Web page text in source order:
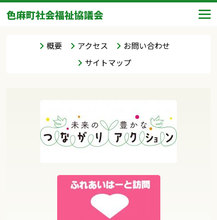
色麻町社会福祉協議会
概要 アクセス
お問い合わせ
サイトマップ